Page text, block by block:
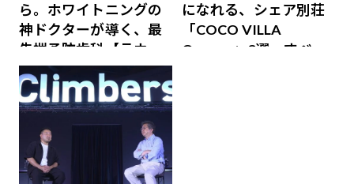
ら。ホワイトニングの
神ドクターが導く、最
先端予防歯科【ラウン
ジ会員特典あり】
になれる、シェア別荘
「COCO VILLA
Owners」3選。すべて